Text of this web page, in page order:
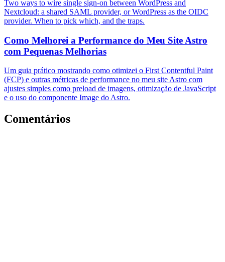
Two ways to wire single sign-on between WordPress and
Nextcloud: a shared SAML provider, or WordPress as the OIDC
provider. When to pick which, and the traps.
Como Melhorei a Performance do Meu Site Astro
com Pequenas Melhorias
Um guia prático mostrando como otimizei o First Contentful Paint
(FCP) e outras métricas de performance no meu site Astro com
ajustes simples como preload de imagens, otimização de JavaScript
e o uso do componente Image do Astro.
Comentários